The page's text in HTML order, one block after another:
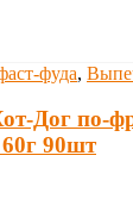
фуда,
Дог по-
90шт